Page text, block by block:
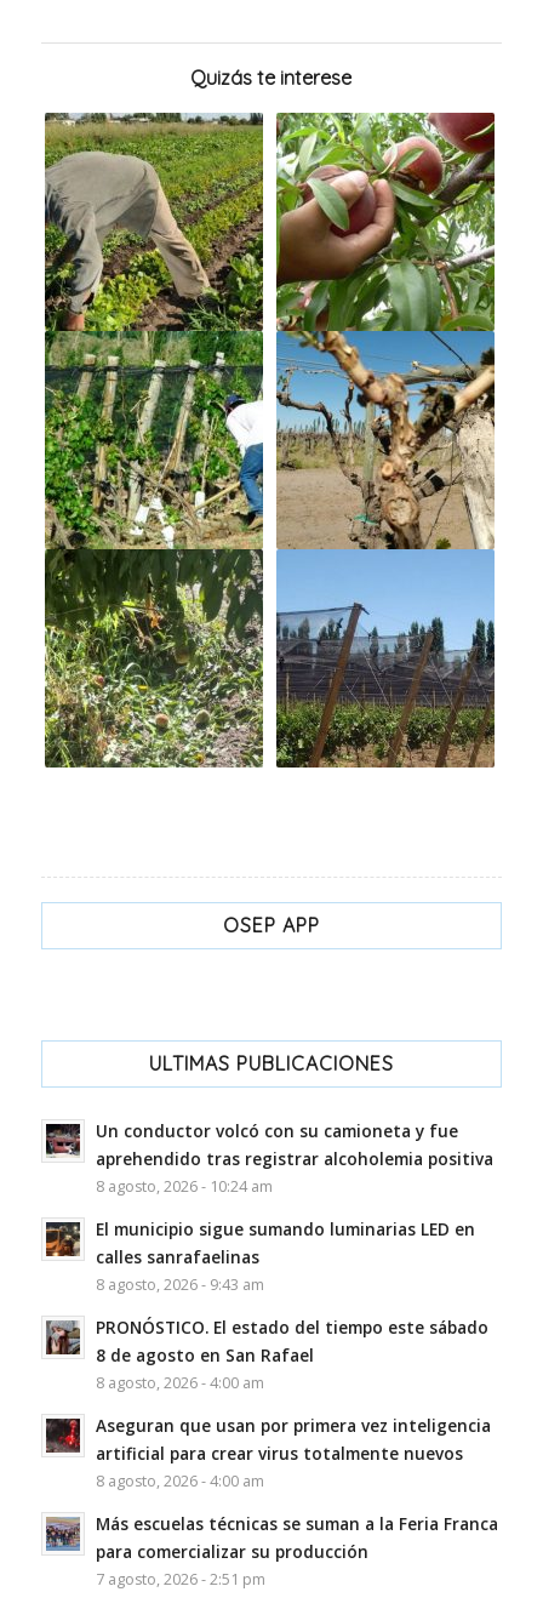
Quizás te interese
OSEP APP
ULTIMAS PUBLICACIONES
Un conductor volcó con su camioneta y fue
aprehendido tras registrar alcoholemia positiva
8 agosto, 2026 - 10:24 am
El municipio sigue sumando luminarias LED en
calles sanrafaelinas
8 agosto, 2026 - 9:43 am
PRONÓSTICO. El estado del tiempo este sábado
8 de agosto en San Rafael
8 agosto, 2026 - 4:00 am
Aseguran que usan por primera vez inteligencia
artificial para crear virus totalmente nuevos
8 agosto, 2026 - 4:00 am
Más escuelas técnicas se suman a la Feria Franca
para comercializar su producción
7 agosto, 2026 - 2:51 pm